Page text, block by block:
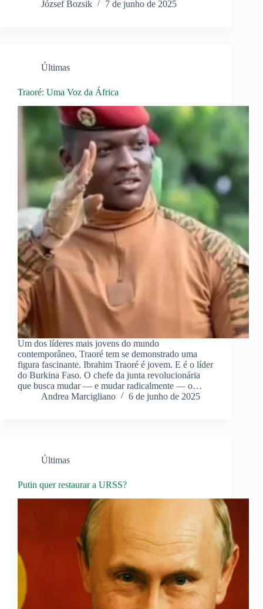
József Bozsik
7 de junho de 2025
Últimas
Traoré: Uma Voz da África
Um dos líderes mais jovens do mundo
contemporâneo, Traoré tem se demonstrado uma
figura fascinante. Ibrahim Traoré é jovem. E é o líder
do Burkina Faso. O chefe da junta revolucionária
que busca mudar — e mudar radicalmente — o…
Andrea Marcigliano
6 de junho de 2025
Últimas
Putin quer restaurar a URSS?